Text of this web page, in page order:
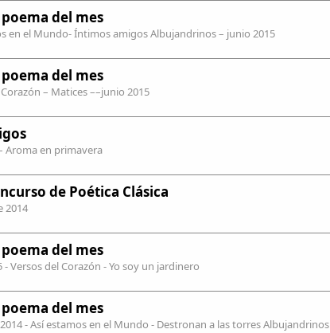
del mes
en el Mundo- Íntimos amigos Albujandrinos – junio 2015
del mes
– Matices ––junio 2015
Aroma en primavera
de Poética Clásica
2014
del mes
- Versos del Corazón - Yo soy un jardinero
del mes
- Así estamos en el Mundo - Destronan a las torres Albujandrinos